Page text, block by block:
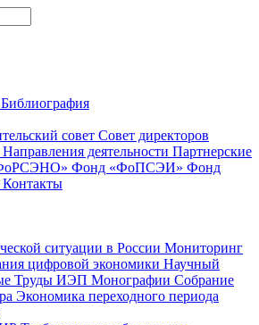
Библиография
совет Совет директоров
Направления деятельности Партнерские
Фонд «ФоПСЭИ» Фонд
Контакты
ситуации в России Мониторинг
цифровой экономики Научный
Труды ИЭП Монографии Собрание
Экономика переходного периода